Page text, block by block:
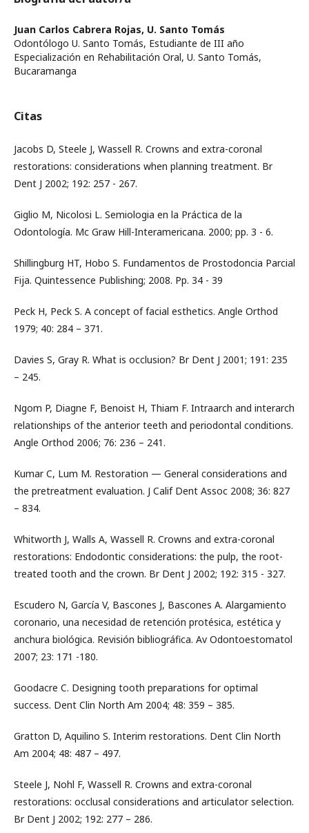
Juan Carlos Cabrera Rojas, U. Santo Tomás
Odontólogo U. Santo Tomás, Estudiante de III año
Especialización en Rehabilitación Oral, U. Santo Tomás,
Bucaramanga
Citas
Jacobs D, Steele J, Wassell R. Crowns and extra-coronal
restorations: considerations when planning treatment. Br
Dent J 2002; 192: 257 - 267.
Giglio M, Nicolosi L. Semiologia en la Práctica de la
Odontología. Mc Graw Hill-Interamericana. 2000; pp. 3 - 6.
Shillingburg HT, Hobo S. Fundamentos de Prostodoncia Parcial
Fija. Quintessence Publishing; 2008. Pp. 34 - 39
Peck H, Peck S. A concept of facial esthetics. Angle Orthod
1979; 40: 284 – 371.
Davies S, Gray R. What is occlusion? Br Dent J 2001; 191: 235
– 245.
Ngom P, Diagne F, Benoist H, Thiam F. Intraarch and interarch
relationships of the anterior teeth and periodontal conditions.
Angle Orthod 2006; 76: 236 – 241.
Kumar C, Lum M. Restoration — General considerations and
the pretreatment evaluation. J Calif Dent Assoc 2008; 36: 827
– 834.
Whitworth J, Walls A, Wassell R. Crowns and extra-coronal
restorations: Endodontic considerations: the pulp, the root-
treated tooth and the crown. Br Dent J 2002; 192: 315 - 327.
Escudero N, García V, Bascones J, Bascones A. Alargamiento
coronario, una necesidad de retención protésica, estética y
anchura biológica. Revisión bibliográfica. Av Odontoestomatol
2007; 23: 171 -180.
Goodacre C. Designing tooth preparations for optimal
success. Dent Clin North Am 2004; 48: 359 – 385.
Gratton D, Aquilino S. Interim restorations. Dent Clin North
Am 2004; 48: 487 – 497.
Steele J, Nohl F, Wassell R. Crowns and extra-coronal
restorations: occlusal considerations and articulator selection.
Br Dent J 2002; 192: 277 – 286.